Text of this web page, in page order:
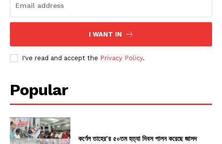
I WANT IN
I've read and accept the Privacy Policy.
Popular
কর্ণেল তাহের’র ৫০তম হত্যা দিবস পালন করেছে জাসদ